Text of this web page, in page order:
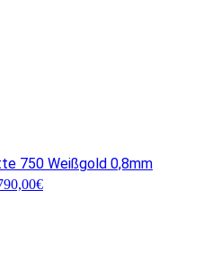
750 Weißgold 0,8mm
€